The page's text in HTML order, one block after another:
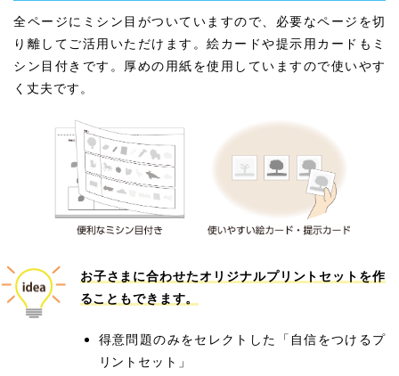
全ページにミシン目がついていますので、必要なページを切
り離してご活用いただけます。絵カードや提示用カードもミ
シン目付きです。厚めの用紙を使用していますので使いやす
く丈夫です。
お子さまに合わせたオリジナルプリントセットを作
ることもできます。
得意問題のみをセレクトした「自信をつけるプ
リントセット」